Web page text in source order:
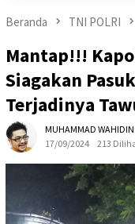
Beranda TNI POLRI
Mantap!!!
Siagakan
Terjadinya
MUHAMMAD WAHIDIN
17/09/2024
213